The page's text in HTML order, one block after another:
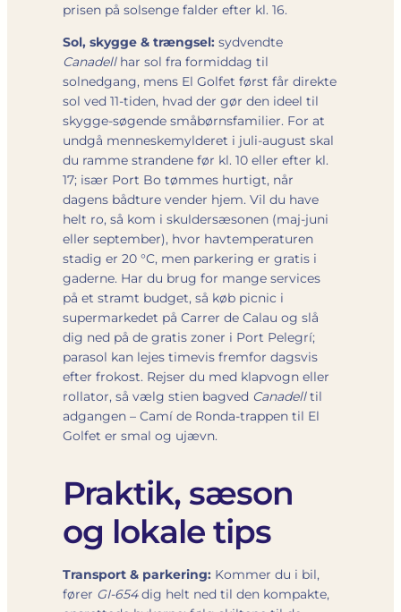
prisen på solsenge falder efter kl. 16.
Sol, skygge & trængsel: sydvendte
Canadellhar sol fra formiddag til
solnedgang, mens El Golfet først får direkte
sol ved 11-tiden, hvad der gør den ideel til
skygge-søgende småbørnsfamilier. For at
undgå menneskemylderet i juli-august skal
du ramme strandene før kl. 10 eller efter kl.
17; især Port Bo tømmes hurtigt, når
dagens bådture vender hjem. Vil du have
helt ro, så kom i skuldersæsonen (maj-juni
eller september), hvor havtemperaturen
stadig er 20 °C, men parkering er gratis i
gaderne. Har du brug for mange services
på et stramt budget, så køb picnic i
supermarkedet på Carrer de Calau og slå
dig ned på de gratis zoner i Port Pelegrí;
parasol kan lejes timevis fremfor dagsvis
efter frokost. Rejser du med klapvogn eller
rollator, så vælg stien bagved Canadelltil
adgangen – Camí de Ronda-trappen til El
Golfet er smal og ujævn.
Praktik, sæson
og lokale tips
Transport & parkering: Kommer du i bil,
fører GI-654dig helt ned til den kompakte,